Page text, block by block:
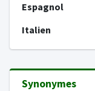
Espagnol
Italien
Synonymes